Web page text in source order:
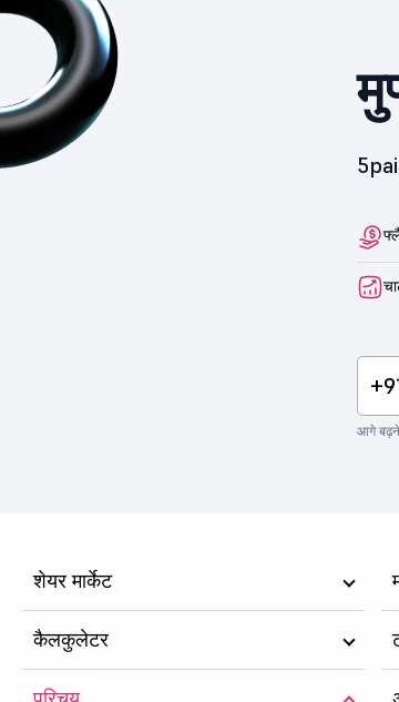
आगे
शेयर मार्केट
कैलकुलेटर